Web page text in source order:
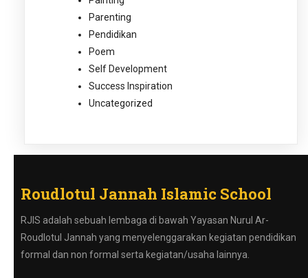
Parenting
Pendidikan
Poem
Self Development
Success Inspiration
Uncategorized
Roudlotul Jannah Islamic School
RJIS adalah sebuah lembaga di bawah Yayasan Nurul Ar-
Roudlotul Jannah yang menyelenggarakan kegiatan pendidikan
formal dan non formal serta kegiatan/usaha lainnya.